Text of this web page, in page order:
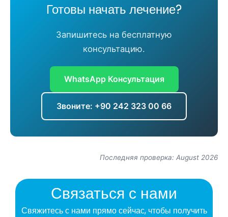
Готовы начать лечение?
Запишитесь на бесплатную
консультацию.
WhatsApp Консультация
Звоните: +90 242 323 00 66
Последняя проверка: August 2026
Связаться с нами
Свяжитесь с нами прямо сейчас, чтобы получить